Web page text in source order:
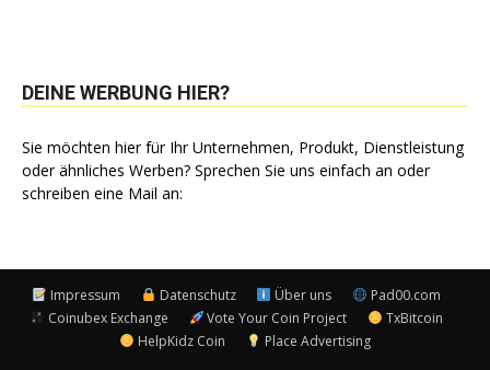
DEINE WERBUNG HIER?
Sie möchten hier für Ihr Unternehmen, Produkt, Dienstleistung
oder ähnliches Werben? Sprechen Sie uns einfach an oder
schreiben eine Mail an:
Impressum Datenschutz Über uns
Pad00.com
Coinubex Exchange
Vote Your Coin Project
TxBitcoin
HelpKidz Coin
Place Advertising